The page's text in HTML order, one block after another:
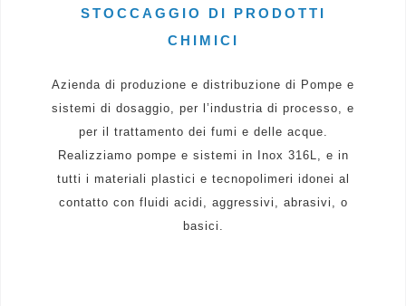
STOCCAGGIO DI PRODOTTI
CHIMICI
Azienda di produzione e distribuzione di Pompe e
sistemi di dosaggio, per l’industria di processo, e
per il trattamento dei fumi e delle acque.
Realizziamo pompe e sistemi in Inox 316L, e in
tutti i materiali plastici e tecnopolimeri idonei al
contatto con fluidi acidi, aggressivi, abrasivi, o
basici.